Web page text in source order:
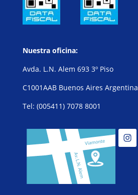
Nuestra oficina:
Avda. L.N. Alem 693 3º Piso
C1001AAB Buenos Aires Argentina
Tel: (005411) 7078 8001